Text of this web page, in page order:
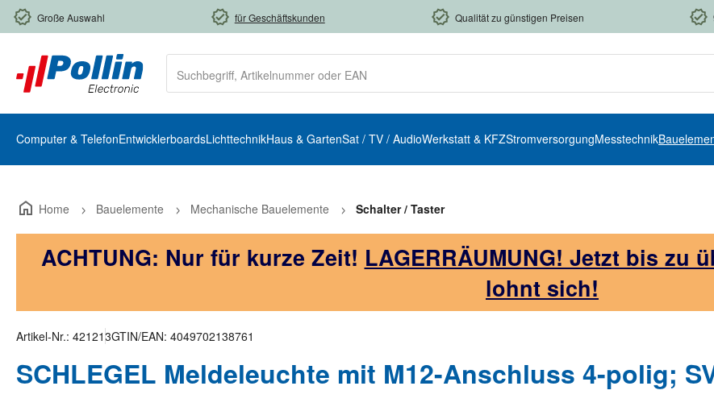
Hauptinhalt springen
Zur Suche springen
Zur Hauptnavigation springen
Große Auswahl für Geschäftskunden Qualität zu günstigen Preisen
Computer & TelefonEntwicklerboardsLichttechnikHaus & GartenSat / TV / AudioWerkstatt & KFZStromversorgungMesstechnik
Home Bauelemente Mechanische Bauelemente Schalter / Taster
ACHTUNG: Nur für kurze Zeit! LAGERRÄUMUNG! Jetzt bis zu
lohnt sich!
Artikel-Nr.: 421213GTIN/EAN: 4049702138761
SCHLEGEL Meldeleuchte mit M12-Anschluss 4-polig;